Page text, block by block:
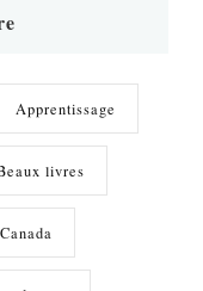
Apprentissage
livres
Canada